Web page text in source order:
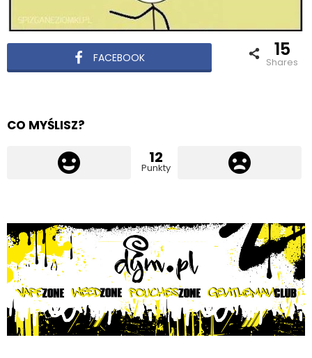
FACEBOOK 15
shares
CO MYŚLISZ?
12
Punkty